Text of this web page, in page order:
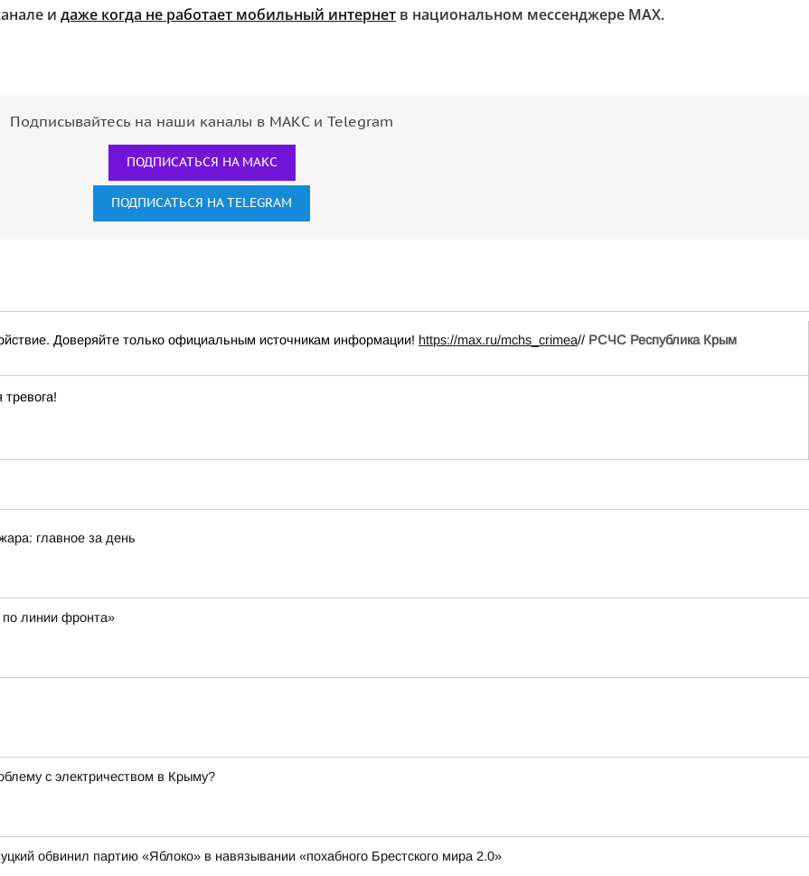
и даже когда не работает мобильный интернет в национальном мессенджере MAX.
Подписывайтесь на наши каналы в МАКС и Telegram
ПОДПИСАТЬСЯ НА МАКС
ПОДПИСАТЬСЯ НА TELEGRAM
Доверяйте только официальным источникам информации! https://max.ru/mchs_crimea// РСЧС Республика Крым
главное за день
по линии фронта»
с электричеством в Крыму?
обвинил партию «Яблоко» в навязывании «похабного Брестского мира 2.0»